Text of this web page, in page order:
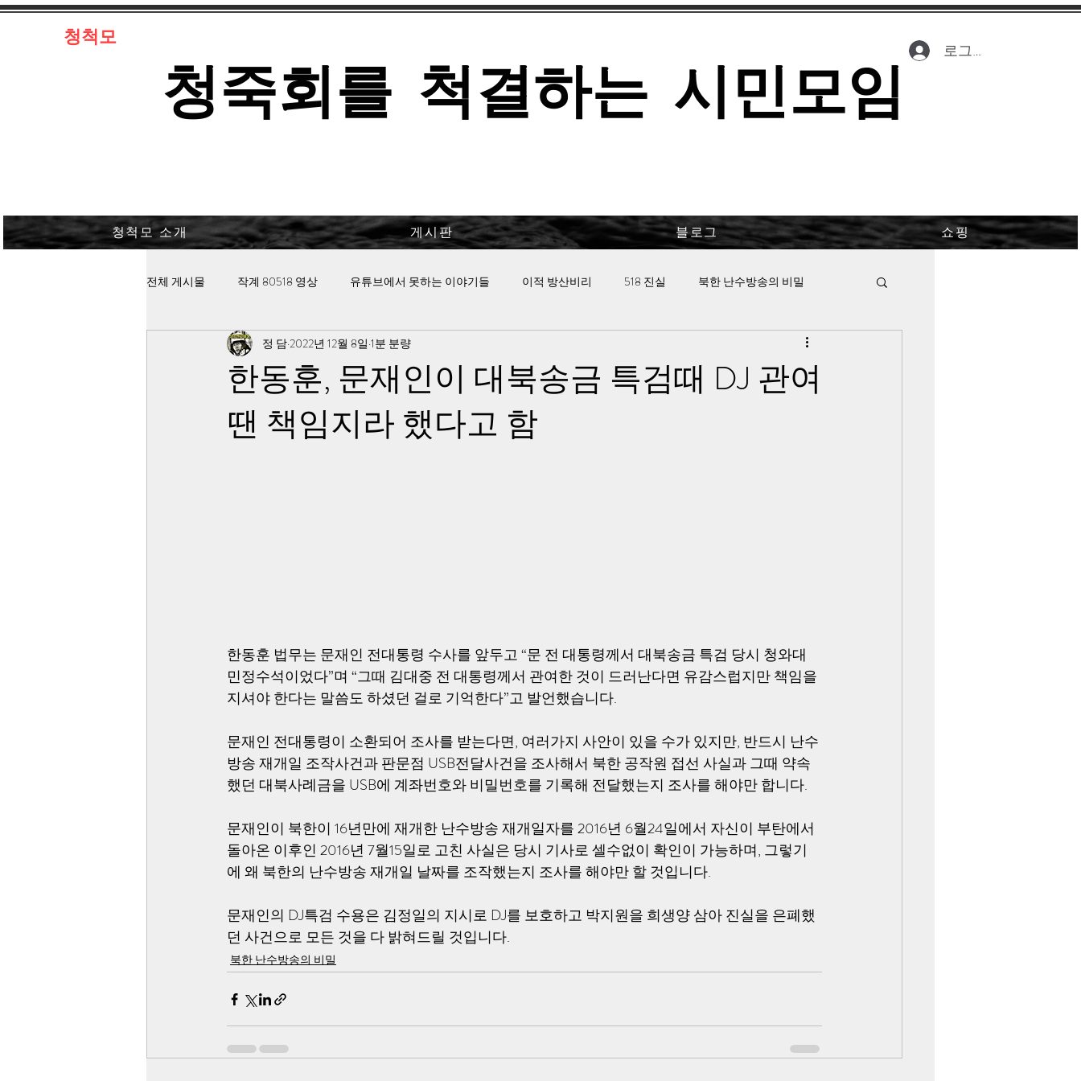
​청척모
로그인
​청죽회를 척결하는 시민모임
청척모 소개 게시판 블로그 쇼핑
전체 게시물 작계 80518 영상 유튜브에서 못하는 이야기들 이적 방산비리 518 진실 북한 난수방송의 비밀
김대중 북한경찰 납치고문 안보 핫이슈
한동훈, 문재인이 대북송금 특검때 DJ 관여
땐 책임지라 했다고 함
정 담2022년 12월 8일 1분 분량
한동훈 법무는 문재인 전대통령 수사를 앞두고 “문 전 대통령께서 대북송금 특검 당시 청와대
민정수석이었다”며 “그때 김대중 전 대통령께서 관여한 것이 드러난다면 유감스럽지만 책임을
지셔야 한다는 말씀도 하셨던 걸로 기억한다”고 발언했습니다.
문재인 전대통령이 소환되어 조사를 받는다면, 여러가지 사안이 있을 수가 있지만, 반드시 난수
방송 재개일 조작사건과 판문점 USB전달사건을 조사해서 북한 공작원 접선 사실과 그때 약속
했던 대북사례금을 USB에 계좌번호와 비밀번호를 기록해 전달했는지 조사를 해야만 합니다.
문재인이 북한이 16년만에 재개한 난수방송 재개일자를 2016년 6월24일에서 자신이 부탄에서
돌아온 이후인 2016년 7월15일로 고친 사실은 당시 기사로 셀수없이 확인이 가능하며, 그렇기
에 왜 북한의 난수방송 재개일 날짜를 조작했는지 조사를 해야만 할 것입니다.
문재인의 DJ특검 수용은 김정일의 지시로 DJ를 보호하고 박지원을 희생양 삼아 진실을 은폐했
던 사건으로 모든 것을 다 밝혀드릴 것입니다.
북한 난수방송의 비밀